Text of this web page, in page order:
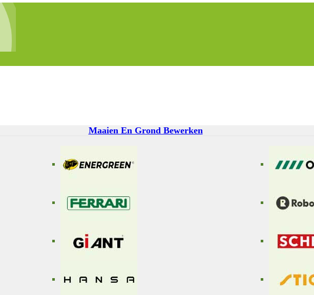
Maaien En Grond Bewerken